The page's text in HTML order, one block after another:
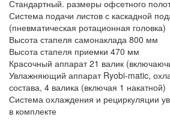
Стандартный. размеры офсетного
Система подачи листов с каскадной
(пневматическая ротационная головка)
Высота стапеля самонаклада 800 мм
Высота стапеля приемки 470 мм
Красочный аппарат 21 валик
Увлажняющий аппарат Ryobi-matic,
состава, 4 валика (включая 1 накатной)
Система охлаждения и рециркуляции
в комплекте